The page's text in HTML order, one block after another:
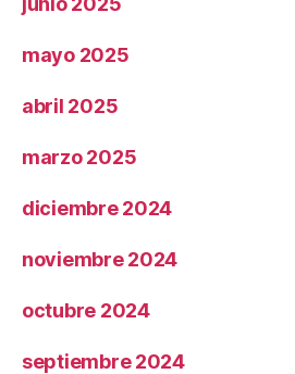
mayo 2025
abril 2025
marzo 2025
diciembre 2024
noviembre 2024
octubre 2024
septiembre 2024